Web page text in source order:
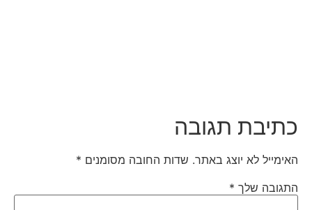
כתיבת תגובה
האימייל לא יוצג באתר. שדות החובה מסומנים *
התגובה שלך *